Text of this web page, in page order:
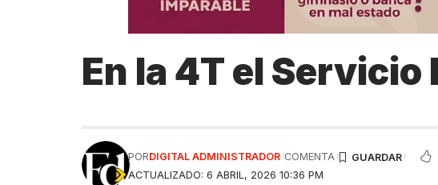
En la 4T el
ACTUALIZADO: 6 ABRIL, 2026 10:36 PM
PORDIGITAL ADMINISTRADOR COMENTA